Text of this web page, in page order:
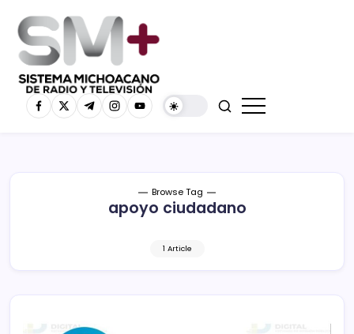
Browse Tag
apoyo ciudadano
1 Article